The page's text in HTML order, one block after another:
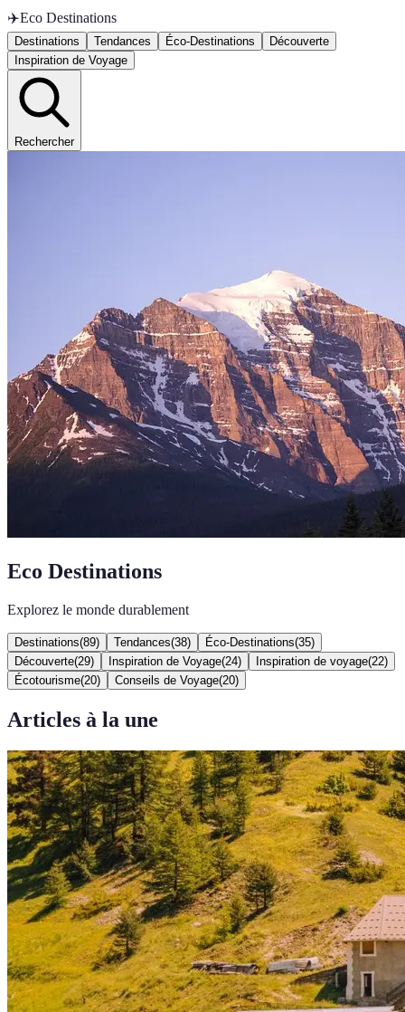
✈️Eco Destinations
Destinations Tendances Éco-Destinations
Découverte
Inspiration de Voyage
Rechercher
Eco Destinations
Explorez le monde durablement
Destinations(89) Tendances(38) Éco-Destinations(35)
Découverte(29) Inspiration de Voyage(24) Inspiration de voyage(22)
Écotourisme(20) Conseils de Voyage(20)
Articles à la une